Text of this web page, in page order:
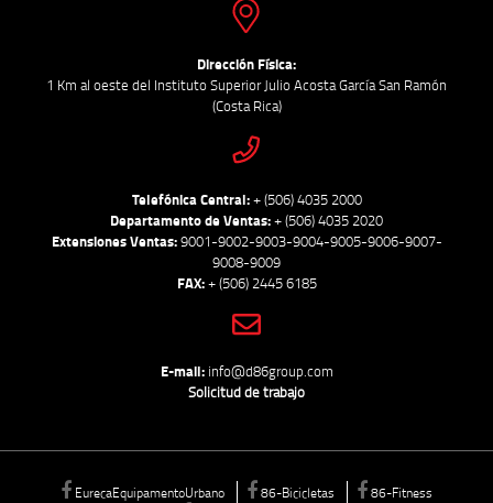
Dirección Física:
1 Km al oeste del Instituto Superior Julio Acosta García San Ramón
(Costa Rica)
Telefónica Central:+ (506) 4035 2000
Departamento de Ventas:+ (506) 4035 2020
Extensiones Ventas:9001-9002-9003-9004-9005-9006-9007-
9008-9009
FAX:+ (506) 2445 6185
E-mail: info@d86group.com
Solicitud de trabajo
EurecaEquipamentoUrbano 86-Bicicletas 86-Fitness